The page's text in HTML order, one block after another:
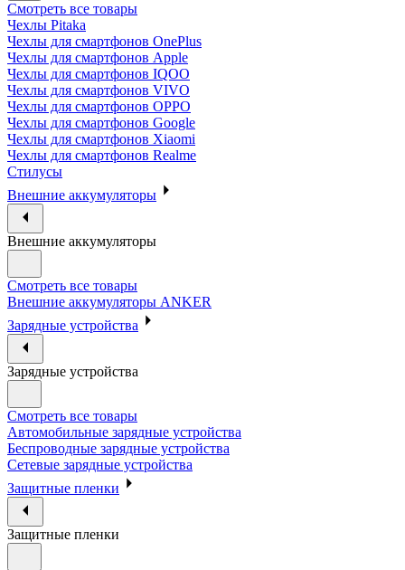
Смотреть все товары
Чехлы Pitaka
Чехлы для смартфонов OnePlus
Чехлы для смартфонов Apple
Чехлы для смартфонов IQOO
Чехлы для смартфонов VIVO
Чехлы для смартфонов OPPO
Чехлы для смартфонов Google
Чехлы для смартфонов Xiaomi
Чехлы для смартфонов Realme
Стилусы
Внешние аккумуляторы
Внешние аккумуляторы
Смотреть все товары
Внешние аккумуляторы ANKER
Зарядные устройства
Зарядные устройства
Смотреть все товары
Автомобильные зарядные устройства
Беспроводные зарядные устройства
Сетевые зарядные устройства
Защитные пленки
Защитные пленки